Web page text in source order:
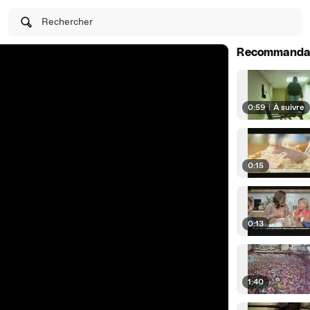
Rechercher
0:59 | À suivre
0:15
0:13
1:40